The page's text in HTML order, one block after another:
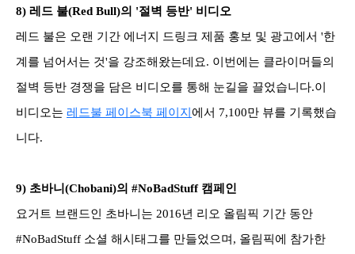
8) 레드 불(Red Bull)의 '절벽 등반' 비디오
레드 불은 오랜 기간 에너지 드링크 제품 홍보 및 광고에서 '한
계를 넘어서는 것'을 강조해왔는데요. 이번에는 클라이머들의
절벽 등반 경쟁을 담은 비디오를 통해 눈길을 끌었습니다.이
비디오는 레드불 페이스북 페이지에서 7,100만 뷰를 기록했습
니다.
9) 초바니(Chobani)의 #NoBadStuff 캠페인
요거트 브랜드인 초바니는 2016년 리오 올림픽 기간 동안
#NoBadStuff 소셜 해시태그를 만들었으며, 올림픽에 참가한